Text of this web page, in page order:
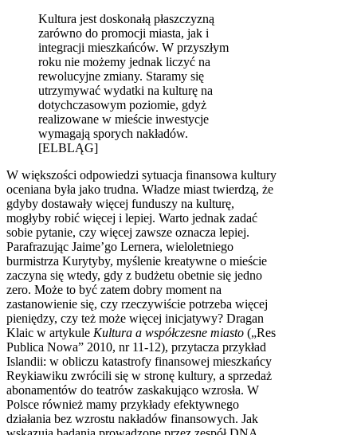
Kultura jest doskonałą płaszczyzną
zarówno do promocji miasta, jak i
integracji mieszkańców. W przyszłym
roku nie możemy jednak liczyć na
rewolucyjne zmiany. Staramy się
utrzymywać wydatki na kulturę na
dotychczasowym poziomie, gdyż
realizowane w mieście inwestycje
wymagają sporych nakładów.
[ELBLĄG]
W większości odpowiedzi sytuacja finansowa kultury
oceniana była jako trudna. Władze miast twierdzą, że
gdyby dostawały więcej funduszy na kulturę,
mogłyby robić więcej i lepiej. Warto jednak zadać
sobie pytanie, czy więcej zawsze oznacza lepiej.
Parafrazując Jaime’go Lernera, wieloletniego
burmistrza Kurytyby, myślenie kreatywne o mieście
zaczyna się wtedy, gdy z budżetu obetnie się jedno
zero. Może to być zatem dobry moment na
zastanowienie się, czy rzeczywiście potrzeba więcej
pieniędzy, czy też może więcej inicjatywy? Dragan
Klaic w artykule Kultura a współczesne miasto („Res
Publica Nowa” 2010, nr 11-12), przytacza przykład
Islandii: w obliczu katastrofy finansowej mieszkańcy
Reykiawiku zwrócili się w stronę kultury, a sprzedaż
abonamentów do teatrów zaskakująco wzrosła. W
Polsce również mamy przykłady efektywnego
działania bez wzrostu nakładów finansowych. Jak